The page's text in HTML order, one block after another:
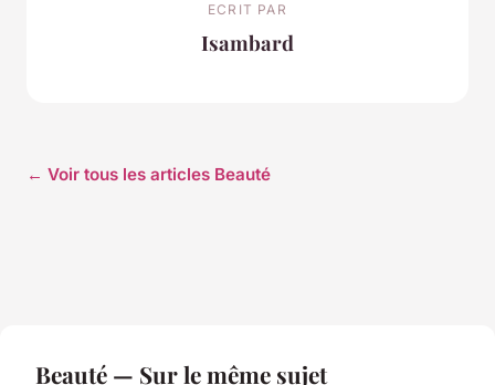
ECRIT PAR
Isambard
← Voir tous les articles Beauté
Beauté — Sur le même sujet